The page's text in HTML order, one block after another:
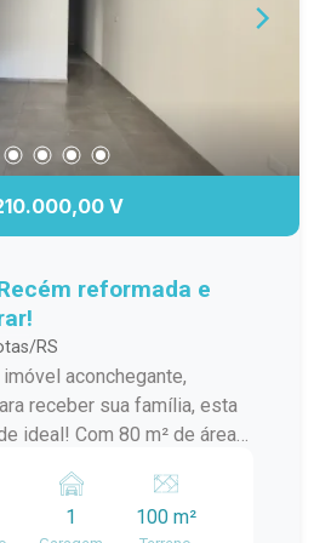
para moradia e
endereço.
V
reformada e
RS
aconchegante,
receber sua família, esta
m² de área
com 2 dormitórios, 1
garagem, proporcionando
1 100 m²